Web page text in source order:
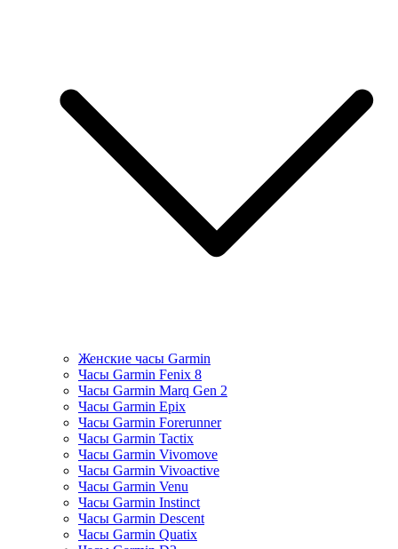
Женские часы Garmin
Часы Garmin Fenix 8
Часы Garmin Marq Gen 2
Часы Garmin Epix
Часы Garmin Forerunner
Часы Garmin Tactix
Часы Garmin Vivomove
Часы Garmin Vivoactive
Часы Garmin Venu
Часы Garmin Instinct
Часы Garmin Descent
Часы Garmin Quatix